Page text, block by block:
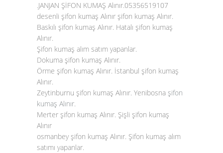
.JANJAN ŞİFON KUMAŞ Alınır.05356519107
desenli şifon kumaş Alınır şifon kumaş Alınır.
Baskılı şifon kumaş Alınır. Hatalı şifon kumaş
Alınır.
Şifon kumaş alım satım yapanlar.
Dokuma şifon kumaş Alınır.
Örme şifon kumaş Alınır. İstanbul şifon kumaş
Alınır.
Zeytinburnu şifon kumaş Alınır. Yenibosna şifon
kumaş Alınır.
Merter şifon kumaş Alınır. Şişli şifon kumaş
Alınır
osmanbey şifon kumaş Alınır. Şifon kumaş alım
satımı yapanlar.